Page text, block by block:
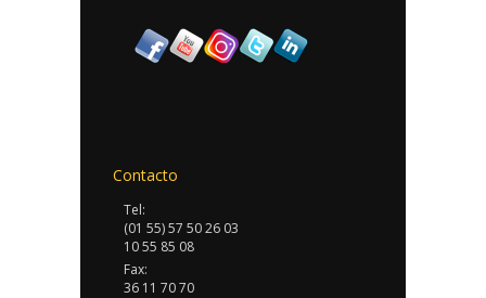
Contacto
Tel:
(01 55) 57 50 26 03
10 55 85 08
Fax:
36 11 70 70